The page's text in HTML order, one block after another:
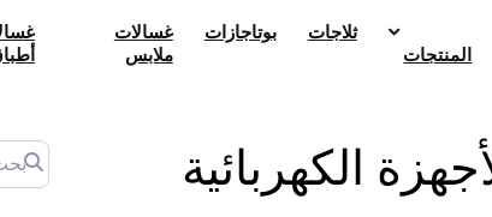
المنتجات
ثلاجات بوتاجازات
غسالات
ملابس
الكهربائية بحث